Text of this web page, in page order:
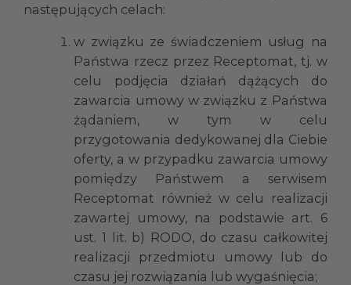
następujących celach:
w związku ze świadczeniem usług na
Państwa rzecz przez Receptomat, tj. w
celu podjęcia działań dążących do
zawarcia umowy w związku z Państwa
żądaniem, w tym w celu
przygotowania dedykowanej dla Ciebie
oferty, a w przypadku zawarcia umowy
pomiędzy Państwem a serwisem
Receptomat również w celu realizacji
zawartej umowy, na podstawie art. 6
ust. 1 lit. b) RODO, do czasu całkowitej
realizacji przedmiotu umowy lub do
czasu jej rozwiązania lub wygaśnięcia;